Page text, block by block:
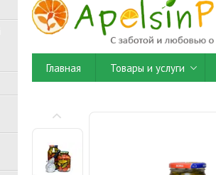
Главная Товары и услуги